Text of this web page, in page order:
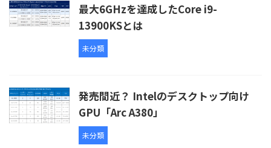
最大6GHzを達成したCore i9-
13900KSとは
未分類
発売間近？ Intelのデスクトップ向け
GPU「Arc A380」
未分類